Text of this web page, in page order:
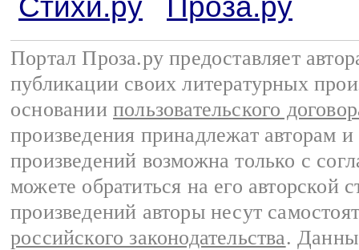
Стихи.ру
Проза.ру
Портал Проза.ру предоставляет
публикации своих литературных
основании пользовательского
произведения принадлежат авторам
произведений возможна только с
можете обратиться на его авторской
произведений авторы несут
российского законодательства.